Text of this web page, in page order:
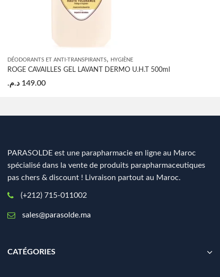
DÉODORANTS ET ANTI-TRANSPIRANTS, HYGIÈNE
ROGE CAVAILLES GEL LAVANT DERMO U.H.T 500ml
149.00 د.م.
PARASOLDE est une parapharmacie en ligne au Maroc
spécialisé dans la vente de produits parapharmaceutiques
pas chers & discount ! Livraison partout au Maroc.
(+212) 715-011002
sales@parasolde.ma
CATÉGORIES